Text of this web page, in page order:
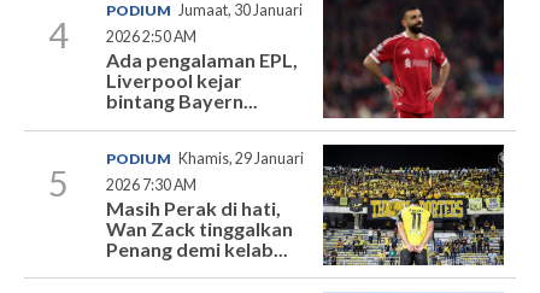
4
PODIUM Jumaat, 30 Januari
2026 2:50 AM
Ada pengalaman EPL,
Liverpool kejar
bintang Bayern...
5
PODIUM Khamis, 29 Januari
2026 7:30 AM
Masih Perak di hati,
Wan Zack tinggalkan
Penang demi kelab...